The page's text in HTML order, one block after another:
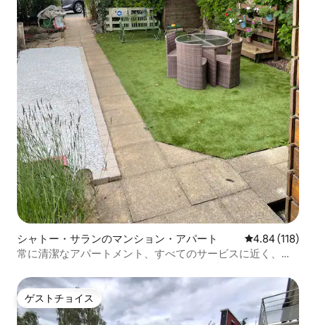
シャトー・サランのマンション・アパート レビュー118
4.84 (118)
常に清潔なアパートメント、すべてのサービスに近く、閑
ゲストチョイス
ゲストチョイス